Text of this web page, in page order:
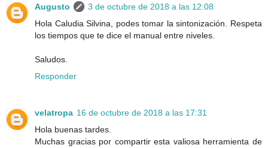
Augusto
3 de octubre de 2018 a las 12:08
Hola Caludia Silvina, podes tomar la sintonización. Respeta
los tiempos que te dice el manual entre niveles.
Saludos.
Responder
velatropa 16 de octubre de 2018 a las 17:31
Hola buenas tardes.
Muchas gracias por compartir esta valiosa herramienta de